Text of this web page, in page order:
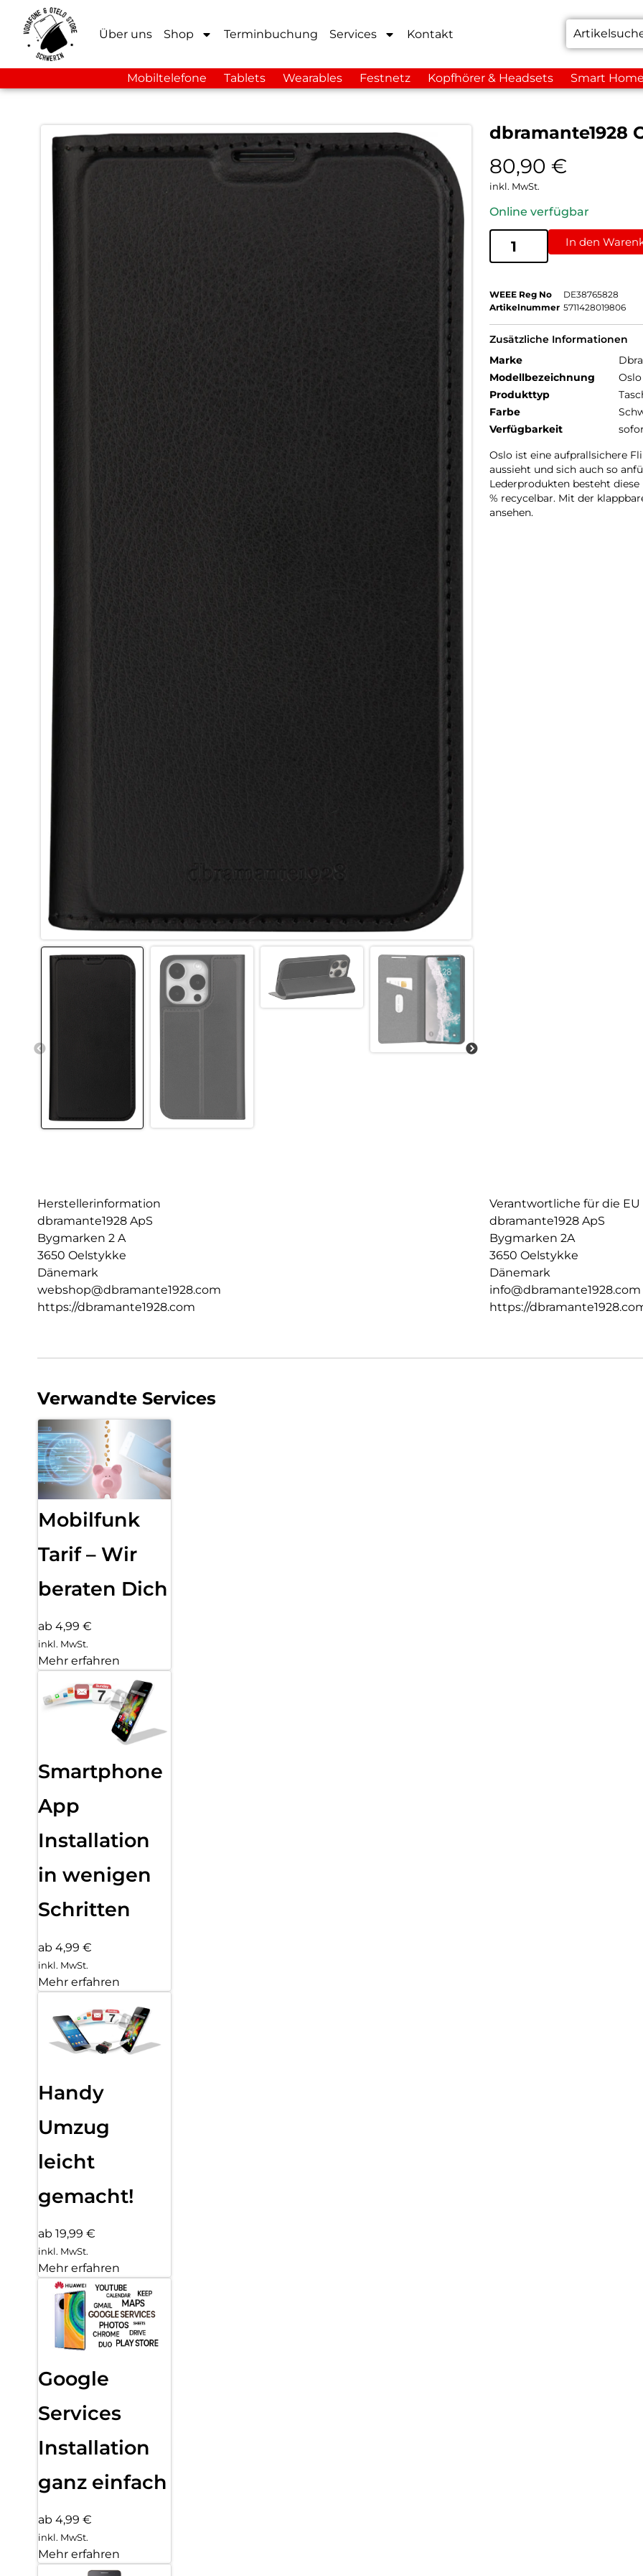
Über uns Shop Terminbuchung Services Kontakt
Mobiltelefone Tablets Wearables Festnetz Kopfhörer & Headsets Smart
dbramante1928
80,90 €
inkl. MwSt.
Online verfügbar
In den
WEEE Reg No
DE38765828
Artikelnummer 5711428019806
Zusätzliche Informationen
Marke
Modellbezeichnung
Oslo
Produkttyp
Farbe
Verfügbarkeit
Oslo ist eine aufprallsichere
aussieht und sich auch so
Lederprodukten besteht
% recycelbar. Mit der
ansehen.
Herstellerinformation
dbramante1928 ApS
Bygmarken 2 A
3650 Oelstykke
Dänemark
webshop@dbramante1928.com
https://dbramante1928.com
Verantwortliche für die EU
dbramante1928 ApS
Bygmarken 2A
3650 Oelstykke
Dänemark
info@dbramante1928.com
https://
Verwandte Services
Mobilfunk
Tarif – Wir
beraten Dich
ab 4,99 €
inkl. MwSt.
Mehr erfahren
Smartphone
App
Installation
in wenigen
Schritten
ab 4,99 €
inkl. MwSt.
Mehr erfahren
Handy
Umzug
leicht
gemacht!
ab 19,99 €
inkl. MwSt.
Mehr erfahren
Google
Services
Installation
ganz einfach
ab 4,99 €
inkl. MwSt.
Mehr erfahren